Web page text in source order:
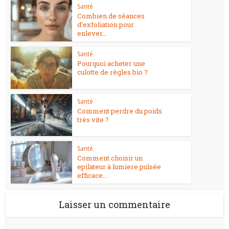
Santé
Combien de séances
d’exfoliation pour
enlever...
Santé
Pourquoi acheter une
culotte de règles bio ?
Santé
Comment perdre du poids
très vite ?
Santé
Comment choisir un
epilateur à lumiere pulsée
efficace...
Laisser un commentaire